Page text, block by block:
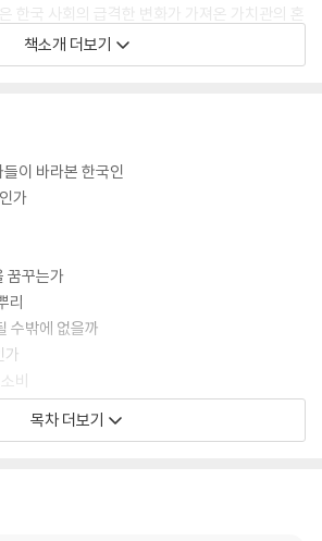
한국 사회의 급격한 변화가 가져온 가치관의 혼
다. 이제는 가치관의 혼란으로 인한 한국인의 정
체의 위기임을 인식하고 우리가 추구해야 할
계의 근본적이고도 구조적인 문제점을 살펴보
다.
책소개 더보기
이 바라본 한국인
가
꿈꾸는가
리
수밖에 없을까
가
비
私는 무엇인가
기복적인가
각
목차 더보기